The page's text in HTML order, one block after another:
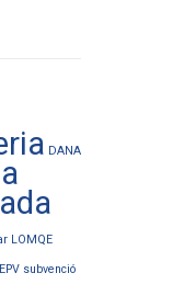
DANA
LOMQE
subvenció